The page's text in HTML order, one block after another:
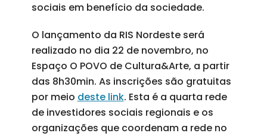
sociais em benefício da sociedade.
O lançamento da RIS Nordeste será
realizado no dia 22 de novembro, no
Espaço O POVO de Cultura&Arte, a partir
das 8h30min. As inscrições são gratuitas
por meio deste link. Esta é a quarta rede
de investidores sociais regionais e os
organizações que coordenam a rede no